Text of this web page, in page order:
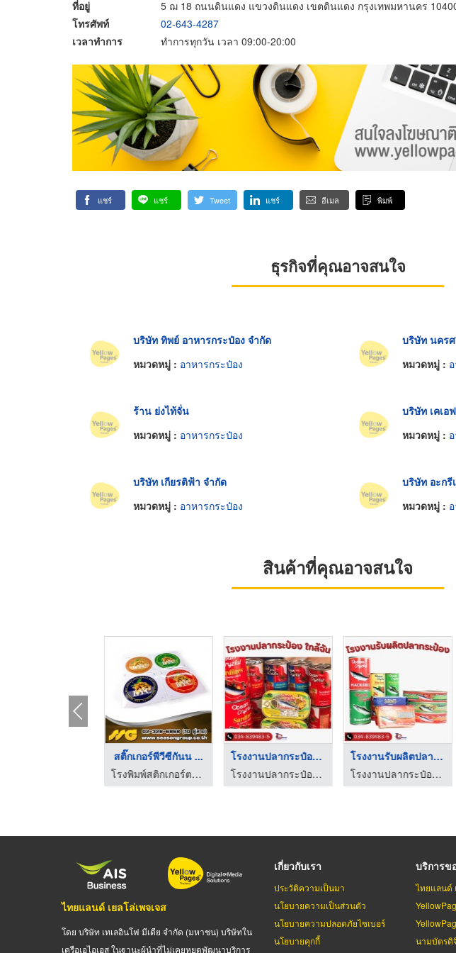
ที่อยู่
5 ฌ 18 ถนนดินแดง แขวงดินแดง เขตดินแดง กรุงเทพมหานคร
โทรศัพท์
02-643-4287
เวลาทำการ
ทำการทุกวัน เวลา 09:00-20:00
แชร์ แชร์ Tweet แชร์ อีเมล พิมพ์
ธุรกิจที่คุณอาจสนใจ
บริษัท ทิพย์ อาหารกระป๋อง จำกัด
หมวดหมู่ : อาหารกระป๋อง
บริษัท นครศ
หมวดหมู่ :
ร้าน ย่งไท้จั่น
หมวดหมู่ : อาหารกระป๋อง
บริษัท เคเอ
หมวดหมู่ :
บริษัท เกียรติฟ้า จำกัด
หมวดหมู่ : อาหารกระป๋อง
บริษัท อะกรี
หมวดหมู่ :
สินค้าที่คุณอาจสนใจ
สติ๊กเกอร์พีวีซีกันน ...
โรงพิมพ์สติกเกอร์ตามสั่ง - ซีซันกรุ๊ป
โรงงานปลากระป๋อง ใกล ...
โรงงานปลากระป๋อง - ลักกี้แคนเนอรี่
โรงงานรับผลิตปลากระป ...
โรงงานปลากระป๋อง - ลักกี้แคนเนอรี่
ไทยแลนด์ เยลโล่เพจเจส
โดย บริษัท เทเลอินโฟ มีเดีย จำกัด (มหาชน) บริษัทใน
เครือเอไอเอส ในฐานะผู้นำที่ไม่เคยหยุดพัฒนาบริการ
เกี่ยวกับเรา
ประวัติความเป็นมา
นโยบายความเป็นส่วนตัว
นโยบายความปลอดภัยไซเบอร์
นโยบายคุกกี้
บริการข
ไทยแลนด์
นามบัตรดิ